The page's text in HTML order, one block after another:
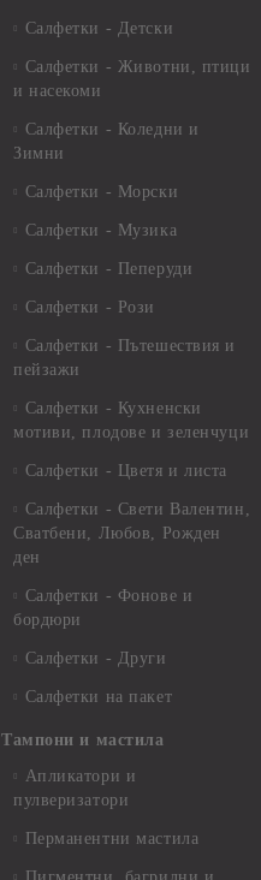
Салфетки - Детски
Салфетки - Животни, птици
и насекоми
Салфетки - Коледни и
Зимни
Салфетки - Морски
Салфетки - Музика
Салфетки - Пеперуди
Салфетки - Рози
Салфетки - Пътешествия и
пейзажи
Салфетки - Кухненски
мотиви, плодове и зеленчуци
Салфетки - Цветя и листа
Салфетки - Свети Валентин,
Сватбени, Любов, Рожден
ден
Салфетки - Фонове и
бордюри
Салфетки - Други
Салфетки на пакет
Тампони и мастила
Апликатори и
пулверизатори
Перманентни мастила